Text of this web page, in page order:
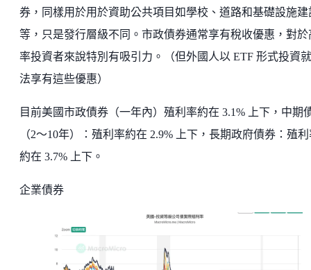
券，同樣用於用於資助公共項目如學校、道路和基礎設施建
等，只是發行層級不同。市政債券通常享有稅收優惠，對於
率投資者來說特別有吸引力。（但外國人以 ETF 形式投資
法享有這些優惠）
目前美國市政債券（一年內）殖利率約在 3.1% 上下，中期
（2～10年）：殖利率約在 2.9% 上下，長期政府債券：殖
約在 3.7% 上下。
企業債券